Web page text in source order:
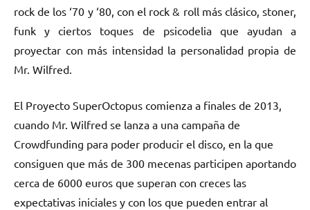
rock de los ‘70 y ‘80, con el rock & roll más clásico, stoner,
funk y ciertos toques de psicodelia que ayudan a
proyectar con más intensidad la personalidad propia de
Mr. Wilfred.
El Proyecto SuperOctopus comienza a finales de 2013,
cuando Mr. Wilfred se lanza a una campaña de
Crowdfunding para poder producir el disco, en la que
consiguen que más de 300 mecenas participen aportando
cerca de 6000 euros que superan con creces las
expectativas iniciales y con los que pueden entrar al